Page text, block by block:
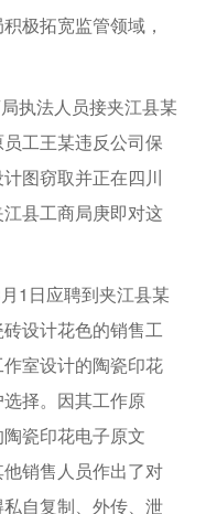
极拓宽监管领域，
执法人员接夹江县某
工王某违反公司保
图窃取并正在四川
县工商局庚即对这
1日应聘到夹江县某
设计花色的销售工
室设计的陶瓷印花
择。因其工作原
瓷印花电子原文
销售人员作出了对
自复制、外传、泄